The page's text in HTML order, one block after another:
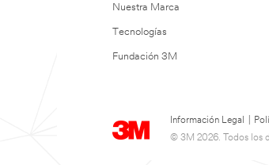
Nuestra Marca
Tecnologías
Fundación 3M
Información Legal
© 3M 2026. Todos los